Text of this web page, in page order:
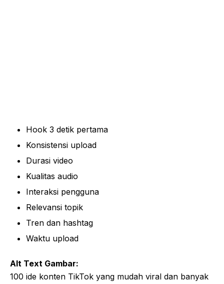
Hook 3 detik pertama
Konsistensi upload
Durasi video
Kualitas audio
Interaksi pengguna
Relevansi topik
Tren dan hashtag
Waktu upload
Alt Text Gambar:
100 ide konten TikTok yang mudah viral dan banyak